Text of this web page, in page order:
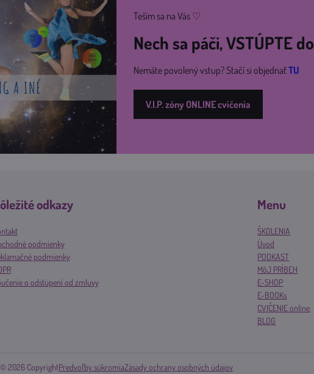
Teším sa na Vás ♡
Nech sa páči, VSTÚPTE do
Nemáte povolený vstup? Stačí si objednaťTU
V.I.P. zóny ONLINE cvičenia
odkazy
podmienky
podmienky
o odstúpení od zmluvy
Menu
ŠKOLENIA
Úvod
PODKAST
MôJ PRÍBEH
E-SHOP
E-BOOKs
CVIČENIE online
BLOG
©2026CopyrightPredvoľby súkromiaZásady ochrany osobných údajov